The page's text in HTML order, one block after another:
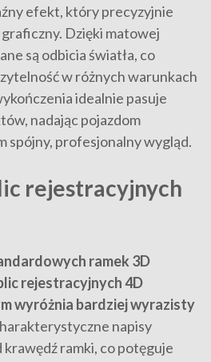
efekt, który precyzyjnie
Dzięki matowej
są odbicia światła, co
w różnych warunkach
idealnie pasuje
nadając pojazdom
spójny, profesjonalny wygląd.
rejestracyjnych
ramek 3D
rejestracyjnych 4D
wyróżnia bardziej wyrazisty
napisy
ramki, co potęguje